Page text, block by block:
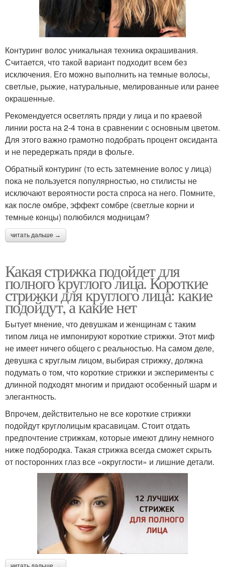
Контуринг волос уникальная техника окрашивания.
Считается, что такой вариант подходит всем без
исключения. Его можно выполнить на темные волосы,
светлые, рыжие, натуральные, мелированные или ранее
окрашенные.
Рекомендуется осветлять пряди у лица и по краевой
линии роста на 2-4 тона в сравнении с основным цветом.
Для этого важно грамотно подобрать процент оксиданта
и не передержать пряди в фольге.
Обратный контуринг (то есть затемнение волос у лица)
пока не пользуется популярностью, но стилисты не
исключают вероятности роста спроса на него. Помните,
как после омбре, эффект сомбре (светлые корни и
темные концы) полюбился модницам?
читать дальше →
Какая стрижка подойдет для
полного круглого лица. Короткие
стрижки для круглого лица: какие
подойдут, а какие нет
Бытует мнение, что девушкам и женщинам с таким
типом лица не импонируют короткие стрижки. Этот миф
не имеет ничего общего с реальностью. На самом деле,
девушка с круглым лицом, выбирая стрижку, должна
подумать о том, что короткие стрижки и эксперименты с
длинной подходят многим и придают особенный шарм и
элегантность.
Впрочем, действительно не все короткие стрижки
подойдут круглолицым красавицам. Стоит отдать
предпочтение стрижкам, которые имеют длину немного
ниже подбородка. Такая стрижка всегда сможет скрыть
от посторонних глаз все «округлости» и лишние детали.